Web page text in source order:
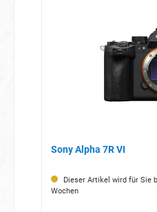
Sony Alpha 7R VI
Dieser Artikel wird für Sie
Wochen